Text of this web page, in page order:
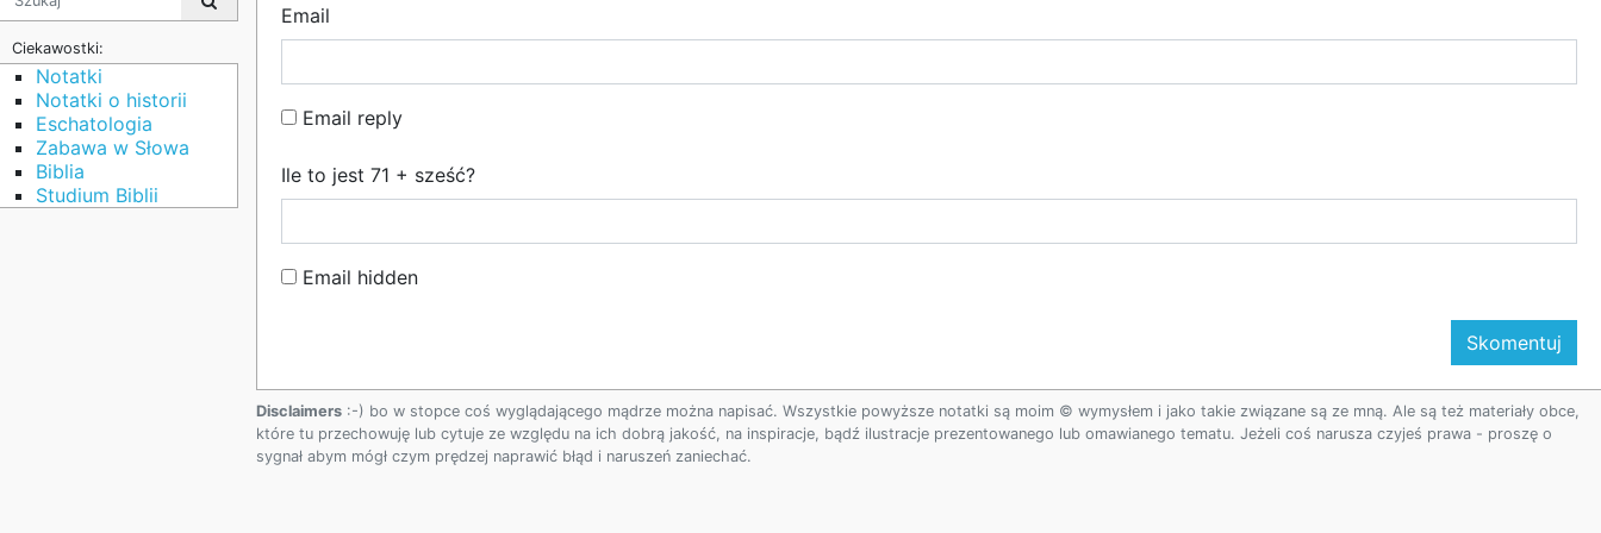
Ciekawostki:
Notatki
Notatki o historii
Eschatologia
Zabawa w Słowa
Biblia
Studium Biblii
Email
Email reply
Ile to jest 71 + sześć?
Email hidden
Disclaimers :-) bo w stopce coś wyglądającego mądrze można napisać. Wszystkie powyższe notatki są moim © wymysłem i jako takie związane są ze mną. Ale są też materiały obce,
które tu przechowuję lub cytuje ze względu na ich dobrą jakość, na inspiracje, bądź ilustracje prezentowanego lub omawianego tematu. Jeżeli coś narusza czyjeś prawa - proszę o
sygnał abym mógł czym prędzej naprawić błąd i naruszeń zaniechać.